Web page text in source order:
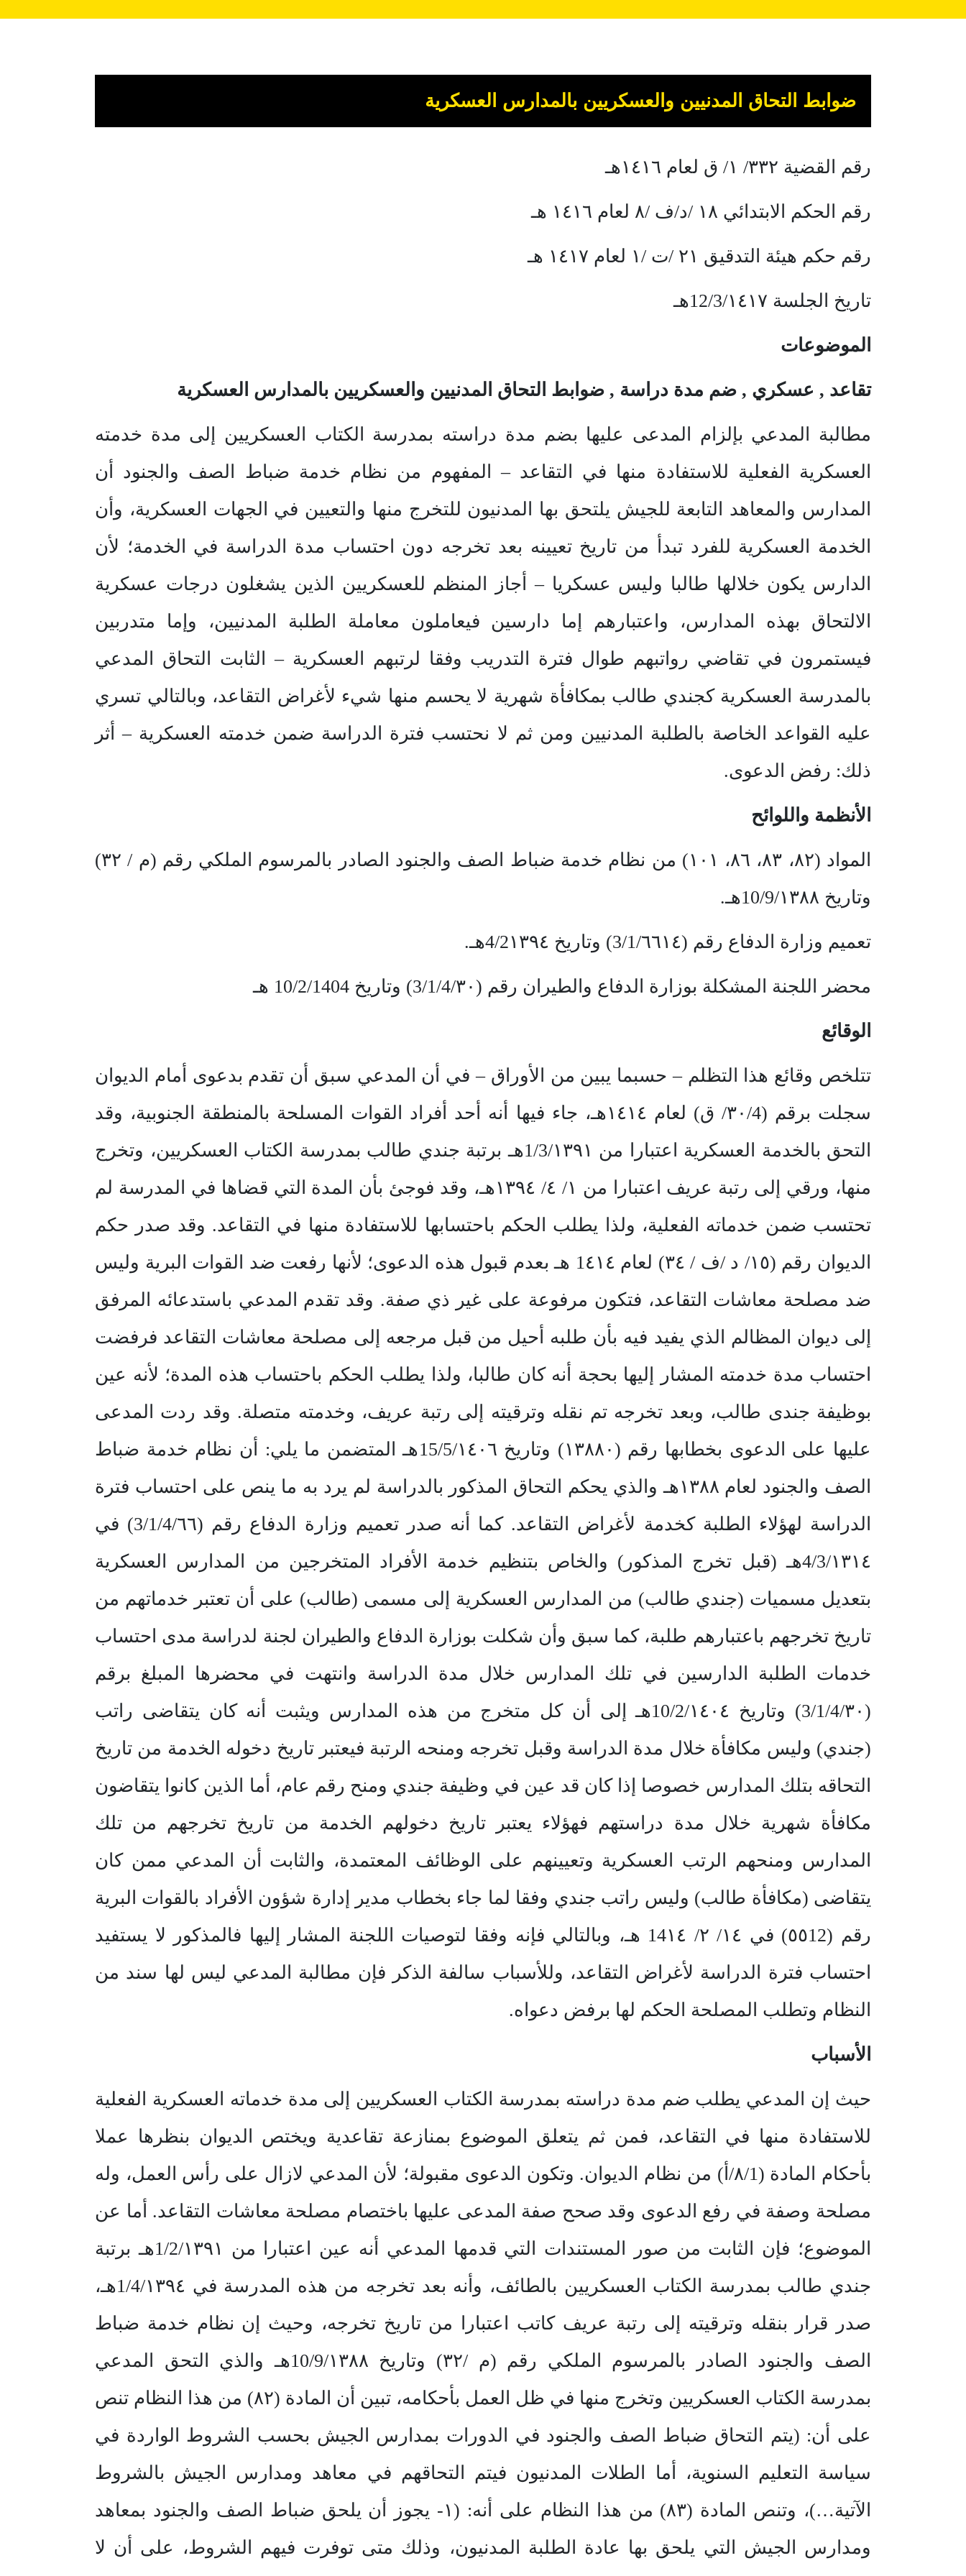
ضوابط التحاق المدنيين والعسكريين بالمدارس العسكرية
رقم القضية ٣٣٢/ ١/ ق لعام ١٤١٦هـ
رقم الحكم الابتدائي ١٨ /د/ف /٨ لعام ١٤١٦ هـ
رقم حكم هيئة التدقيق ٢١ /ت /١ لعام ١٤١٧ هـ
تاريخ الجلسة 12/3/١٤١٧هـ
الموضوعات
تقاعد , عسكري , ضم مدة دراسة , ضوابط التحاق المدنيين والعسكريين بالمدارس العسكرية
مطالبة المدعي بإلزام المدعى عليها بضم مدة دراسته بمدرسة الكتاب العسكريين إلى مدة خدمته
العسكرية الفعلية للاستفادة منها في التقاعد – المفهوم من نظام خدمة ضباط الصف والجنود أن
المدارس والمعاهد التابعة للجيش يلتحق بها المدنيون للتخرج منها والتعيين في الجهات العسكرية، وأن
الخدمة العسكرية للفرد تبدأ من تاريخ تعيينه بعد تخرجه دون احتساب مدة الدراسة في الخدمة؛ لأن
الدارس يكون خلالها طالبا وليس عسكريا – أجاز المنظم للعسكريين الذين يشغلون درجات عسكرية
الالتحاق بهذه المدارس، واعتبارهم إما دارسين فيعاملون معاملة الطلبة المدنيين، وإما متدربين
فيستمرون في تقاضي رواتبهم طوال فترة التدريب وفقا لرتبهم العسكرية – الثابت التحاق المدعي
بالمدرسة العسكرية كجندي طالب بمكافأة شهرية لا يحسم منها شيء لأغراض التقاعد، وبالتالي تسري
عليه القواعد الخاصة بالطلبة المدنيين ومن ثم لا نحتسب فترة الدراسة ضمن خدمته العسكرية – أثر
ذلك: رفض الدعوى.
الأنظمة واللوائح
المواد (٨٢، ٨٣، ٨٦، ١٠١) من نظام خدمة ضباط الصف والجنود الصادر بالمرسوم الملكي رقم (م / ٣٢)
وتاريخ 10/9/١٣٨٨هـ.
تعميم وزارة الدفاع رقم (3/1/٦٦١٤) وتاريخ 4/2١٣٩٤هـ.
محضر اللجنة المشكلة بوزارة الدفاع والطيران رقم (3/1/4/٣٠) وتاريخ 10/2/1404 هـ
الوقائع
تتلخص وقائع هذا التظلم – حسبما يبين من الأوراق – في أن المدعي سبق أن تقدم بدعوى أمام الديوان
سجلت برقم (٣٠/4/ ق) لعام ١٤١٤هـ، جاء فيها أنه أحد أفراد القوات المسلحة بالمنطقة الجنوبية، وقد
التحق بالخدمة العسكرية اعتبارا من 1/3/١٣٩١هـ برتبة جندي طالب بمدرسة الكتاب العسكريين، وتخرج
منها، ورقي إلى رتبة عريف اعتبارا من ١/ ٤/ ١٣٩٤هـ، وقد فوجئ بأن المدة التي قضاها في المدرسة لم
تحتسب ضمن خدماته الفعلية، ولذا يطلب الحكم باحتسابها للاستفادة منها في التقاعد. وقد صدر حكم
الديوان رقم (١٥/ د /ف / ٣٤) لعام 1٤١٤ هـ بعدم قبول هذه الدعوى؛ لأنها رفعت ضد القوات البرية وليس
ضد مصلحة معاشات التقاعد، فتكون مرفوعة على غير ذي صفة. وقد تقدم المدعي باستدعائه المرفق
إلى ديوان المظالم الذي يفيد فيه بأن طلبه أحيل من قبل مرجعه إلى مصلحة معاشات التقاعد فرفضت
احتساب مدة خدمته المشار إليها بحجة أنه كان طالبا، ولذا يطلب الحكم باحتساب هذه المدة؛ لأنه عين
بوظيفة جندى طالب، وبعد تخرجه تم نقله وترقيته إلى رتبة عريف، وخدمته متصلة. وقد ردت المدعى
عليها على الدعوى بخطابها رقم (١٣٨٨٠) وتاريخ 15/5/١٤٠٦هـ المتضمن ما يلي: أن نظام خدمة ضباط
الصف والجنود لعام ١٣٨٨هـ والذي يحكم التحاق المذكور بالدراسة لم يرد به ما ينص على احتساب فترة
الدراسة لهؤلاء الطلبة كخدمة لأغراض التقاعد. كما أنه صدر تعميم وزارة الدفاع رقم (3/1/4/٦٦) في
4/3/١٣١٤هـ (قبل تخرج المذكور) والخاص بتنظيم خدمة الأفراد المتخرجين من المدارس العسكرية
بتعديل مسميات (جندي طالب) من المدارس العسكرية إلى مسمى (طالب) على أن تعتبر خدماتهم من
تاريخ تخرجهم باعتبارهم طلبة، كما سبق وأن شكلت بوزارة الدفاع والطيران لجنة لدراسة مدى احتساب
خدمات الطلبة الدارسين في تلك المدارس خلال مدة الدراسة وانتهت في محضرها المبلغ برقم
(3/1/4/٣٠) وتاريخ 10/2/١٤٠٤هـ إلى أن كل متخرج من هذه المدارس ويثبت أنه كان يتقاضى راتب
(جندي) وليس مكافأة خلال مدة الدراسة وقبل تخرجه ومنحه الرتبة فيعتبر تاريخ دخوله الخدمة من تاريخ
التحاقه بتلك المدارس خصوصا إذا كان قد عين في وظيفة جندي ومنح رقم عام، أما الذين كانوا يتقاضون
مكافأة شهرية خلال مدة دراستهم فهؤلاء يعتبر تاريخ دخولهم الخدمة من تاريخ تخرجهم من تلك
المدارس ومنحهم الرتب العسكرية وتعيينهم على الوظائف المعتمدة، والثابت أن المدعي ممن كان
يتقاضى (مكافأة طالب) وليس راتب جندي وفقا لما جاء بخطاب مدير إدارة شؤون الأفراد بالقوات البرية
رقم (٥٥12) في ١٤/ ٢/ 14١٤ هـ، وبالتالي فإنه وفقا لتوصيات اللجنة المشار إليها فالمذكور لا يستفيد
احتساب فترة الدراسة لأغراض التقاعد، وللأسباب سالفة الذكر فإن مطالبة المدعي ليس لها سند من
النظام وتطلب المصلحة الحكم لها برفض دعواه.
الأسباب
حيث إن المدعي يطلب ضم مدة دراسته بمدرسة الكتاب العسكريين إلى مدة خدماته العسكرية الفعلية
للاستفادة منها في التقاعد، فمن ثم يتعلق الموضوع بمنازعة تقاعدية ويختص الديوان بنظرها عملا
بأحكام المادة (٨/1/أ) من نظام الديوان. وتكون الدعوى مقبولة؛ لأن المدعي لازال على رأس العمل، وله
مصلحة وصفة في رفع الدعوى وقد صحح صفة المدعى عليها باختصام مصلحة معاشات التقاعد. أما عن
الموضوع؛ فإن الثابت من صور المستندات التي قدمها المدعي أنه عين اعتبارا من 1/2/١٣٩١هـ برتبة
جندي طالب بمدرسة الكتاب العسكريين بالطائف، وأنه بعد تخرجه من هذه المدرسة في 1/4/١٣٩٤هـ،
صدر قرار بنقله وترقيته إلى رتبة عريف كاتب اعتبارا من تاريخ تخرجه، وحيث إن نظام خدمة ضباط
الصف والجنود الصادر بالمرسوم الملكي رقم (م /٣٢) وتاريخ 10/9/١٣٨٨هـ والذي التحق المدعي
بمدرسة الكتاب العسكريين وتخرج منها في ظل العمل بأحكامه، تبين أن المادة (٨٢) من هذا النظام تنص
على أن: (يتم التحاق ضباط الصف والجنود في الدورات بمدارس الجيش بحسب الشروط الواردة في
سياسة التعليم السنوية، أما الطلات المدنيون فيتم التحاقهم في معاهد ومدارس الجيش بالشروط
الآتية…)، وتنص المادة (٨٣) من هذا النظام على أنه: (١- يجوز أن يلحق ضباط الصف والجنود بمعاهد
ومدارس الجيش التي يلحق بها عادة الطلبة المدنيون، وذلك متى توفرت فيهم الشروط، على أن لا